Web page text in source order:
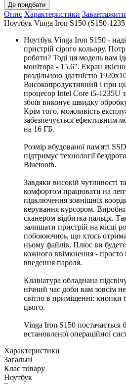
Де придбати
Опис Характеристики Завантажити
Ноутбук Vinga Iron S150 (S150-
Ноутбук Vinga Iron S150 -
пристрій сірого кольору.
роботи? Тоді ця модель вам
монітора - 15.6". Екран якісно
роздільною здатністю
Високопродуктивний і при
процесор Intel Core i5-1235U
збоїв виконує швидку
Крім того, можливість
забезпечується ефективним
на 16 ГБ.
Розмір вбудованої пам'яті
підтримує технології
Bluetooth.
Завдяки високій чутливості
комфортом працювати на
підключення зовнішніх
керування курсором.
сканером відбитка пальця.
залишати пристрій на місці
побоюючись, що хтось
ньому файлів. Плюс ви
кожного ввімкнення - просто
введення пароля.
Клавіатура обладнана
нічний час доби вам зовсім
світло в приміщенні: кнопки
цього.
Vinga Iron S150 постачається
встановленої операційної
Характеристики
Загальні
Клас товару
Ноутбук